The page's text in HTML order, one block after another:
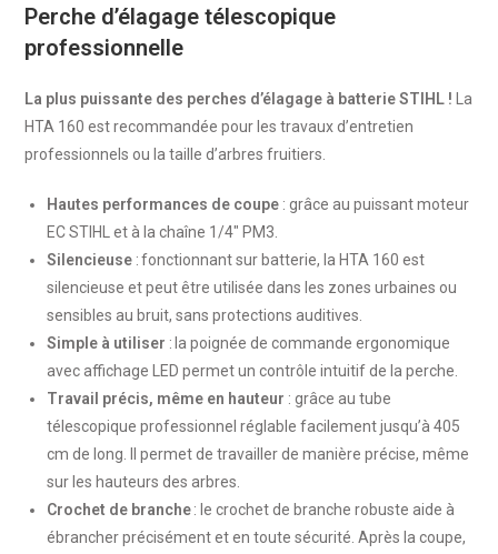
Perche d’élagage télescopique
professionnelle
La plus puissante des perches d’élagage à batterie STIHL ! La
HTA 160 est recommandée pour les travaux d’entretien
professionnels ou la taille d’arbres fruitiers.
Hautes performances de coupe : grâce au puissant moteur
EC STIHL et à la chaîne 1/4″ PM3.
Silencieuse : fonctionnant sur batterie, la HTA 160 est
silencieuse et peut être utilisée dans les zones urbaines ou
sensibles au bruit, sans protections auditives.
Simple à utiliser : la poignée de commande ergonomique
avec affichage LED permet un contrôle intuitif de la perche.
Travail précis, même en hauteur : grâce au tube
télescopique professionnel réglable facilement jusqu’à 405
cm de long. Il permet de travailler de manière précise, même
sur les hauteurs des arbres.
Crochet de branche: le crochet de branche robuste aide à
ébrancher précisément et en toute sécurité. Après la coupe,